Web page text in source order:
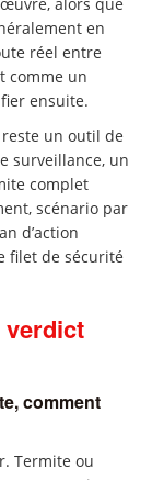
en
réel entre
comme un
ensuite.
un outil de
surveillance, un
complet
scénario par
d’action
filet de sécurité
verdict
comment
Termite ou